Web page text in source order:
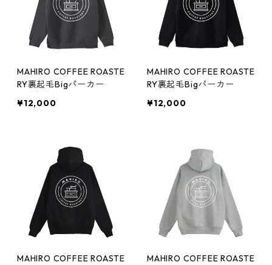
MAHIRO COFFEE ROASTE
RY裏起毛Bigパーカー
¥12,000
MAHIRO COFFEE ROASTE
RY裏起毛Bigパーカー
¥12,000
MAHIRO COFFEE ROASTE
MAHIRO COFFEE ROASTE